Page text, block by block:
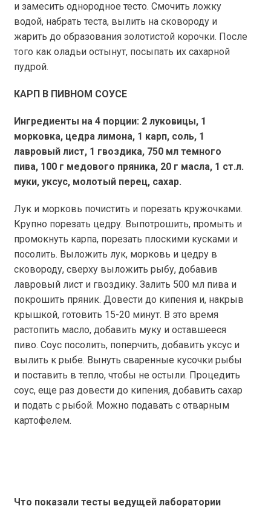
и замесить однородное тесто. Смочить ложку
водой, набрать теста, вылить на сковороду и
жарить до образования золотистой корочки. После
того как оладьи остынут, посыпать их сахарной
пудрой.
КАРП В ПИВНОМ СОУСЕ
Ингредиенты на 4 порции: 2 луковицы, 1
морковка, цедра лимона, 1 карп, соль, 1
лавровый лист, 1 гвоздика, 750 мл темного
пива, 100 г медового пряника, 20 г масла, 1 ст.л.
муки, уксус, молотый перец, сахар.
Лук и морковь почистить и порезать кружочками.
Крупно порезать цедру. Выпотрошить, промыть и
промокнуть карпа, порезать плоскими кусками и
посолить. Выложить лук, морковь и цедру в
сковороду, сверху выложить рыбу, добавив
лавровый лист и гвоздику. Залить 500 мл пива и
покрошить пряник. Довести до кипения и, накрыв
крышкой, готовить 15-20 минут. В это время
растопить масло, добавить муку и оставшееся
пиво. Соус посолить, поперчить, добавить уксус и
вылить к рыбе. Вынуть сваренные кусочки рыбы
и поставить в тепло, чтобы не остыли. Процедить
соус, еще раз довести до кипения, добавить сахар
и подать с рыбой. Можно подавать с отварным
картофелем.
Что показали тесты ведущей лаборатории